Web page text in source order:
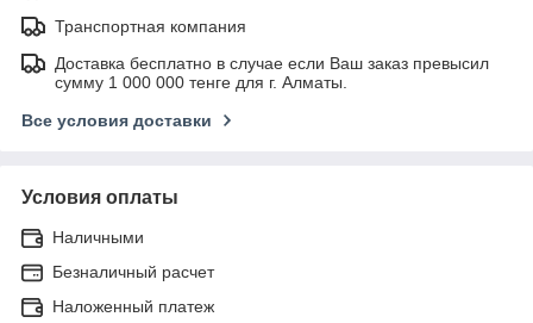
Транспортная компания
Доставка бесплатно в случае если Ваш заказ превысил
сумму 1 000 000 тенге для г. Алматы.
Все условия доставки
Условия оплаты
Наличными
Безналичный расчет
Наложенный платеж